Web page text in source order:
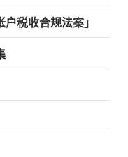
户税收合规法案」